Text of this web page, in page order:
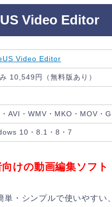
Video Editor
Video Editor
10,549円（無料版あり）
AVI・WMV・MKO・MOV・
10・8.1・8・7
けの動画編集ソフト
単・シンプルで使いやすい